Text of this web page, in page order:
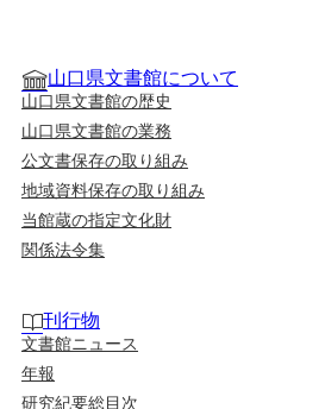
山口県文書館について
山口県文書館の歴史
山口県文書館の業務
公文書保存の取り組み
地域資料保存の取り組み
当館蔵の指定文化財
関係法令集
刊行物
文書館ニュース
年報
研究紀要総目次